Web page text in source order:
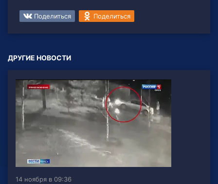
Поделиться Поделиться
ДРУГИЕ НОВОСТИ
14 ноября в 09:36